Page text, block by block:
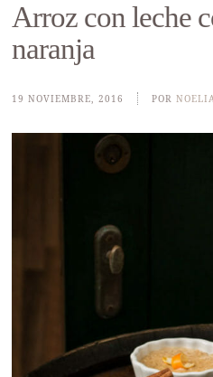
Arroz con leche
naranja
19 NOVIEMBRE, 2016 POR